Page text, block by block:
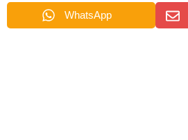
ENVÍANOS UN
WhatsApp